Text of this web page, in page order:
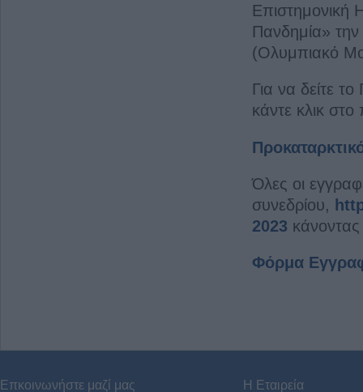
Επιστημονική
Πανδημία» την
(Ολυμπιακό
Για να δείτε
κάντε κλικ
Όλες οι
συνεδρίου,
2023
Φόρμα
Επκοινωνήστε μαζί μας Η Εταιρεία